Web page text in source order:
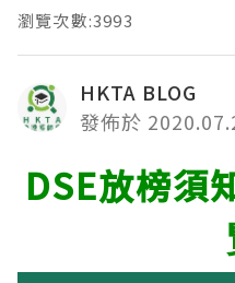
瀏覽次數:3993
HKTA BLOG
發佈於
DSE放榜須